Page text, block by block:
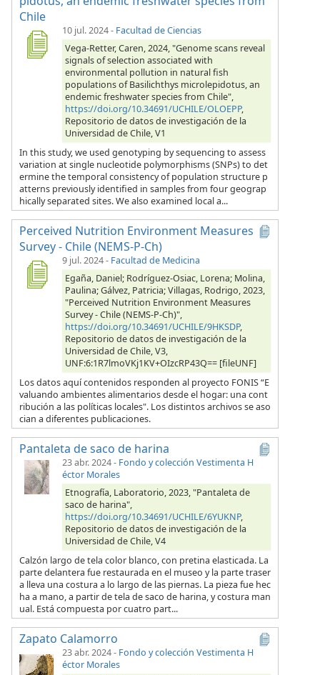
Chile
10 jul. 2024- Facultad de Ciencias
Vega-Retter, Caren, 2024, "Genome scans reveal
signals of selection associated with
environmental pollution in natural fish
populations of Basilichthys microlepidotus, an
endemic freshwater species from Chile",
https://doi.org/10.34691/UCHILE/OLOEPP,
Repositorio de datos de investigación de la
Universidad de Chile, V1
In this study, we used genotyping by sequencing to assess
variation at single nucleotide polymorphisms (SNPs) to det
ermine the temporal consistency of population structure p
atterns previously identified in samples from four geograp
hically separated sites. We also examined local a...
Perceived Nutrition Environment Measures
Survey - Chile (NEMS-P-Ch)
9 jul. 2024- Facultad de Medicina
Egaña, Daniel; Rodríguez-Osiac, Lorena; Molina,
Paulina; Gálvez, Patricia; Villagas, Rodrigo, 2023,
"Perceived Nutrition Environment Measures
Survey - Chile (NEMS-P-Ch)",
https://doi.org/10.34691/UCHILE/9HKSDP,
Repositorio de datos de investigación de la
Universidad de Chile, V3,
UNF:6:1R7lmoVKj1KV+OIzcRP43Q== [fileUNF]
Los datos aquí contenidos responden al proyecto FONIS “E
valuando ambientes alimentarios desde el hogar: una cont
ribución a las políticas locales". Los distintos archivos se aso
cian a diferentes publicaciones.
Pantaleta de saco de harina
23 abr. 2024- Fondo y colección Vestimenta H
éctor Morales
Etnografía, Laboratorio, 2023, "Pantaleta de
saco de harina",
https://doi.org/10.34691/UCHILE/6YUKNP,
Repositorio de datos de investigación de la
Universidad de Chile, V4
Calzón largo de tela color blanco, con pretina elasticada. La
parte delantera fue restaurada en el museo y la parte traser
a lleva una costura a lo largo de las piernas. La pieza fue hec
ha a mano, a partir de tela de saco de harina, y costura man
ual. Está compuesta por cuatro part...
Zapato Calamorro
23 abr. 2024- Fondo y colección Vestimenta H
éctor Morales